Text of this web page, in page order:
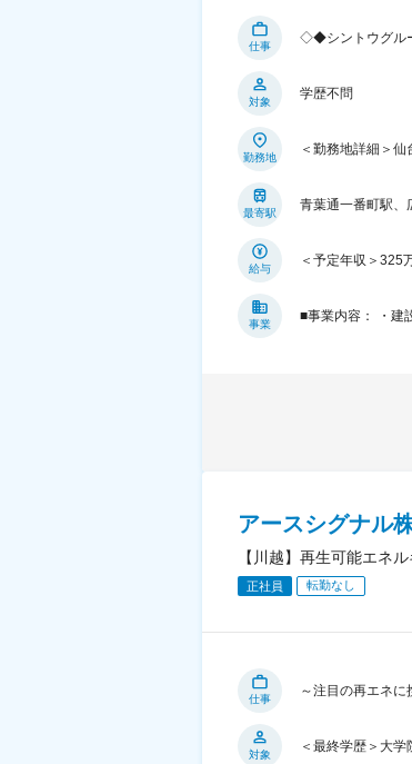
仕事
◇◆シントウグル
対象
学歴不問
勤務地
＜勤務地詳細＞
最寄駅
青葉通一番町駅、
給与
＜予定年収＞325
事業
■事業内容： ・建
アースシグナル
【川越】再生可能エネ
正社員 転勤なし
仕事
～注目の再エネ
対象
＜最終学歴＞大